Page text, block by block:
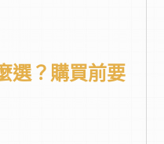
選？購買前要